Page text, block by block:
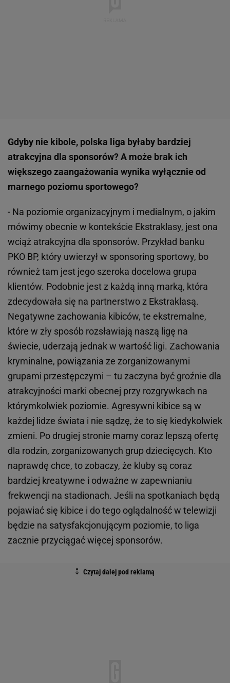
Gdyby nie kibole, polska liga byłaby bardziej
atrakcyjna dla sponsorów? A może brak ich
większego zaangażowania wynika wyłącznie od
marnego poziomu sportowego?
- Na poziomie organizacyjnym i medialnym, o jakim
mówimy obecnie w kontekście Ekstraklasy, jest ona
wciąż atrakcyjna dla sponsorów. Przykład banku
PKO BP, który uwierzył w sponsoring sportowy, bo
również tam jest jego szeroka docelowa grupa
klientów. Podobnie jest z każdą inną marką, która
zdecydowała się na partnerstwo z Ekstraklasą.
Negatywne zachowania kibiców, te ekstremalne,
które w zły sposób rozsławiają naszą ligę na
świecie, uderzają jednak w wartość ligi. Zachowania
kryminalne, powiązania ze zorganizowanymi
grupami przestępczymi – tu zaczyna być groźnie dla
atrakcyjności marki obecnej przy rozgrywkach na
którymkolwiek poziomie. Agresywni kibice są w
każdej lidze świata i nie sądzę, że to się kiedykolwiek
zmieni. Po drugiej stronie mamy coraz lepszą ofertę
dla rodzin, zorganizowanych grup dziecięcych. Kto
naprawdę chce, to zobaczy, że kluby są coraz
bardziej kreatywne i odważne w zapewnianiu
frekwencji na stadionach. Jeśli na spotkaniach będą
pojawiać się kibice i do tego oglądalność w telewizji
będzie na satysfakcjonującym poziomie, to liga
zacznie przyciągać więcej sponsorów.